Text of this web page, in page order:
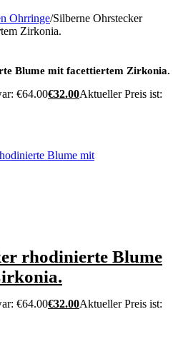
Ohrringe/Silberne Ohrstecker
Zirkonia.
Blume mit facettiertem Zirkonia.
€64.00€32.00Aktueller Preis ist:
rhodinierte Blume
€64.00€32.00Aktueller Preis ist: